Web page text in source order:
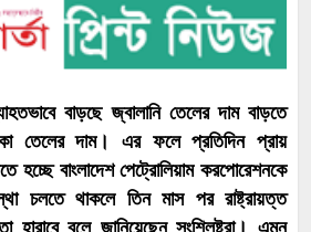
বাড়ছে জ্বালানি তেলের দাম বাড়তে
তেলের দাম। এর ফলে প্রতিদিন প্রায়
হচ্ছে বাংলাদেশ পেট্রোলিয়াম করপোরেশনকে
চলতে থাকলে তিন মাস পর রাষ্ট্রায়ত্ত
হারাবে বলে জানিয়েছেন সংশ্লিষ্টরা। এমন